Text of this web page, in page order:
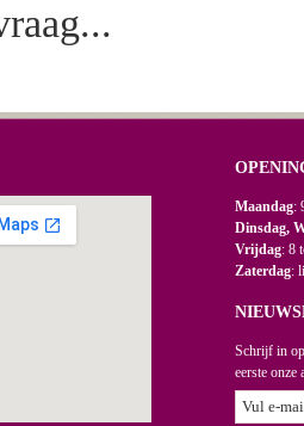
Maandag:
Dinsdag,
Vrijdag: 8
Zaterdag:
Schrijf in
eerste onze